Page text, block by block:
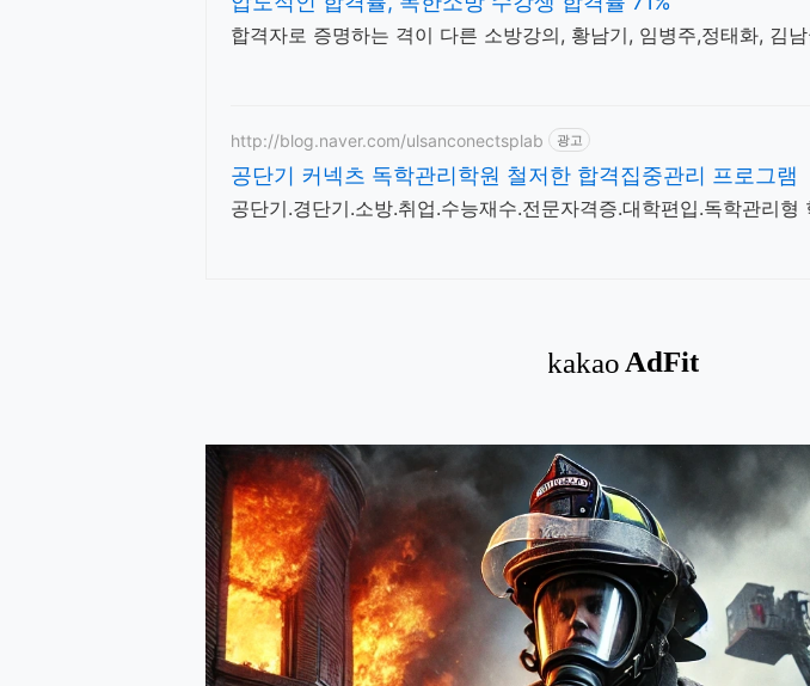
합격자로 증명하는 격이 다른 소방강의, 황남기, 임병주,정태화, 김
http://blog.naver.com/ulsanconectsplab 광고
공단기 커넥츠 독학관리학원 철저한 합격집중관리 프로그램
공단기.경단기.소방.취업.수능재수.전문자격증.대학편입.독학관리형